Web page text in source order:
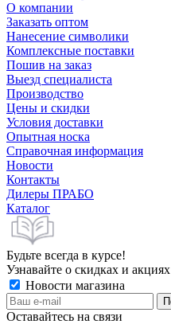
О компании
Заказать оптом
Нанесение символики
Комплексные поставки
Пошив на заказ
Выезд специалиста
Производство
Цены и скидки
Условия доставки
Опытная носка
Справочная информация
Новости
Контакты
Дилеры ПРАБО
Каталог
Будьте всегда в курсе!
Узнавайте о скидках и
Новости магазина
Оставайтесь на связи